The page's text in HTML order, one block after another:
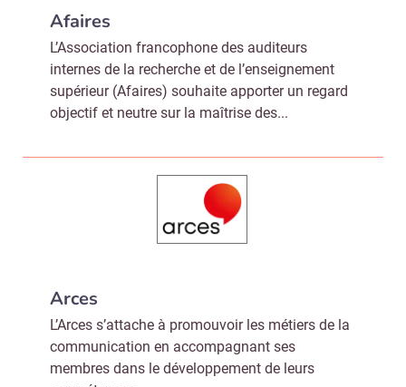
Afaires
L’Association francophone des auditeurs
internes de la recherche et de l’enseignement
supérieur (Afaires) souhaite apporter un regard
objectif et neutre sur la maîtrise des...
Arces
L’Arces s’attache à promouvoir les métiers de la
communication en accompagnant ses
membres dans le développement de leurs